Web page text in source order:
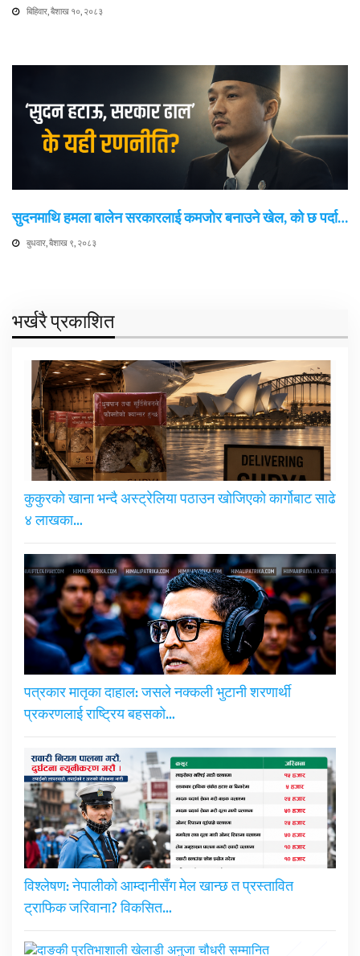
बिहिवार, बैशाख १०, २०८३
सुदनमाथि हमला बालेन सरकारलाई कमजोर बनाउने खेल, को छ पर्दा…
बुधवार, बैशाख ९, २०८३
भर्खरै प्रकाशित
कुकुरको खाना भन्दै अस्ट्रेलिया पठाउन खोजिएको कार्गोबाट साढे
४ लाखका…
पत्रकार मातृका दाहाल: जसले नक्कली भुटानी शरणार्थी
प्रकरणलाई राष्ट्रिय बहसको…
विश्लेषण: नेपालीको आम्दानीसँग मेल खान्छ त प्रस्तावित
ट्राफिक जरिवाना? विकसित…